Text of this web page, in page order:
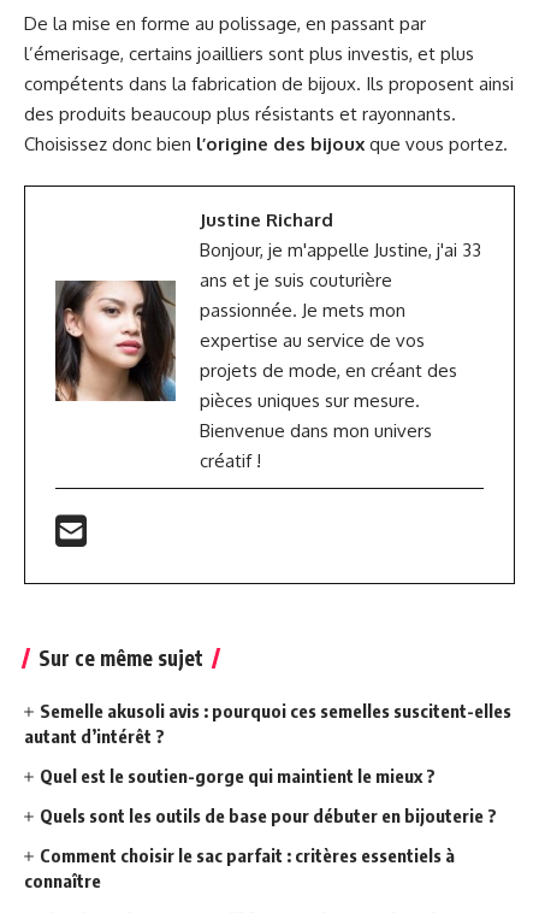
De la mise en forme au polissage, en passant par
l’émerisage, certains joailliers sont plus investis, et plus
compétents dans la fabrication de bijoux. Ils proposent ainsi
des produits beaucoup plus résistants et rayonnants.
Choisissez donc bien l’origine des bijoux que vous portez.
Justine Richard
Bonjour, je m'appelle Justine, j'ai 33
ans et je suis couturière
passionnée. Je mets mon
expertise au service de vos
projets de mode, en créant des
pièces uniques sur mesure.
Bienvenue dans mon univers
créatif !
Sur ce même sujet
Semelle akusoli avis : pourquoi ces semelles suscitent-elles
autant d’intérêt ?
Quel est le soutien-gorge qui maintient le mieux ?
Quels sont les outils de base pour débuter en bijouterie ?
Comment choisir le sac parfait : critères essentiels à
connaître